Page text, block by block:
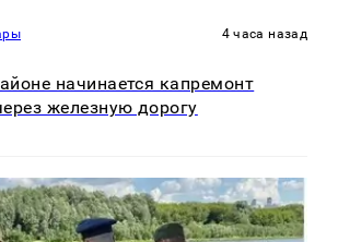
4 часа назад
начинается капремонт
железную дорогу